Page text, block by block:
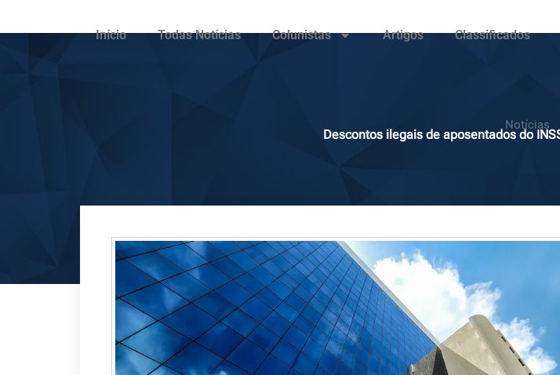
Início Todas Notícias Colunistas Artigos Classificados
Notícias
Descontos ilegais de aposentados do